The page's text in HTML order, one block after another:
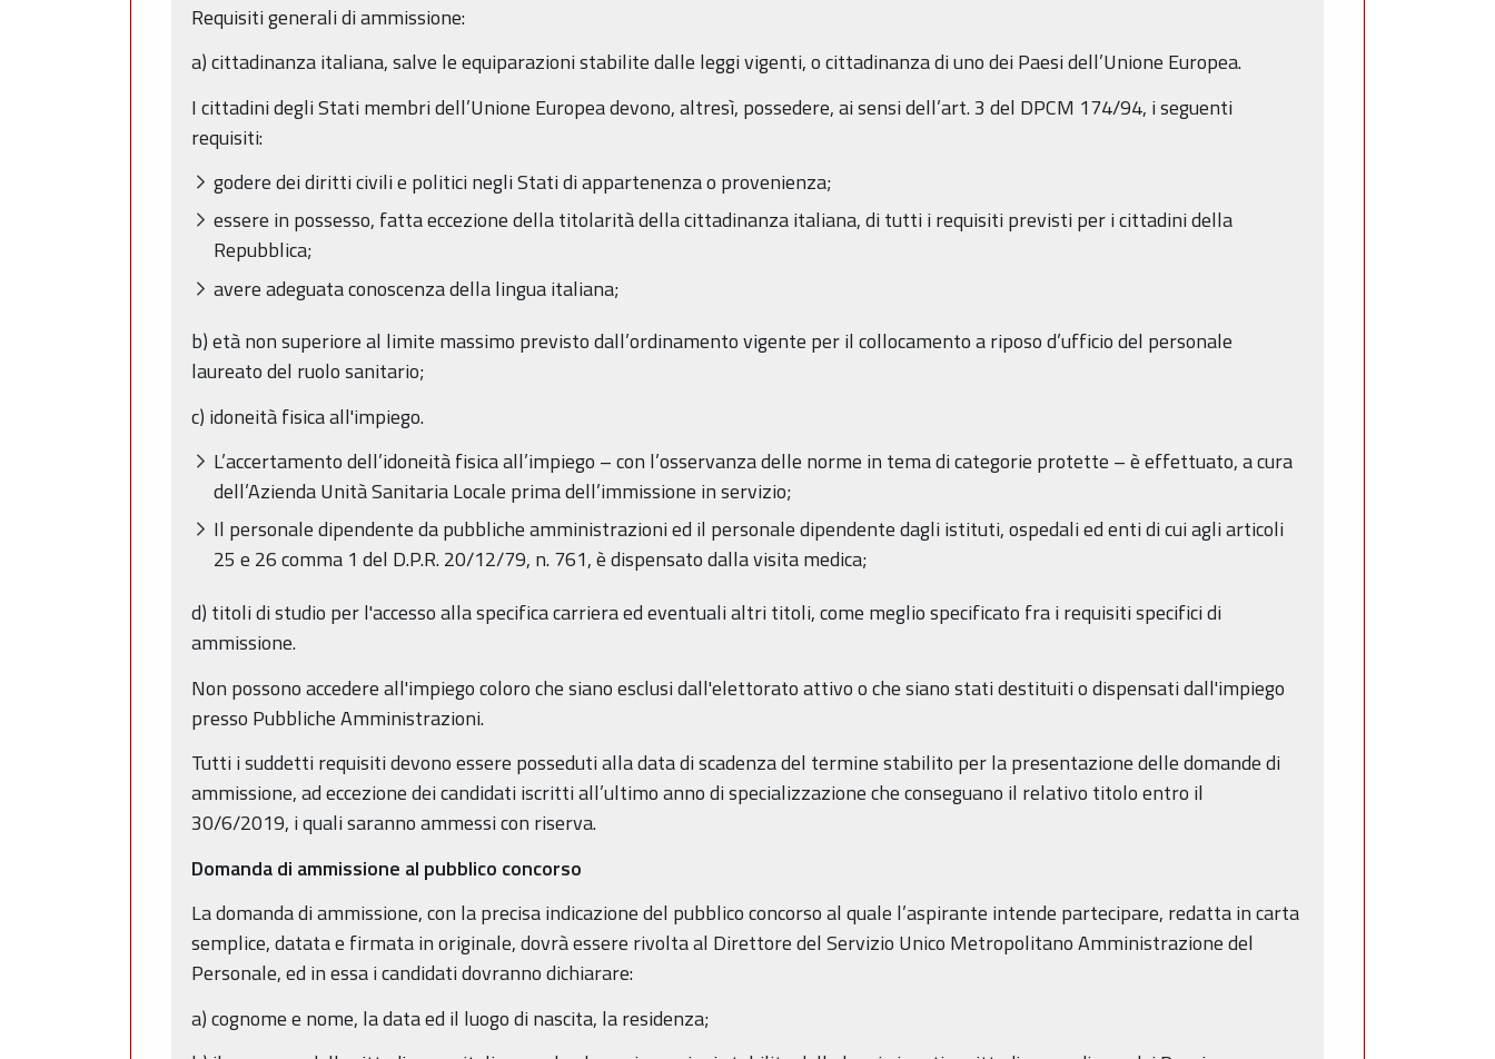
Requisiti generali di ammissione:
a) cittadinanza italiana, salve le equiparazioni stabilite dalle leggi vigenti, o cittadinanza di uno dei Paesi dell’Unione Europea.
I cittadini degli Stati membri dell’Unione Europea devono, altresì, possedere, ai sensi dell’art. 3 del DPCM 174/94, i seguenti
requisiti:
godere dei diritti civili e politici negli Stati di appartenenza o provenienza;
essere in possesso, fatta eccezione della titolarità della cittadinanza italiana, di tutti i requisiti previsti per i cittadini della
Repubblica;
avere adeguata conoscenza della lingua italiana;
b) età non superiore al limite massimo previsto dall’ordinamento vigente per il collocamento a riposo d’ufficio del personale
laureato del ruolo sanitario;
c) idoneità fisica all'impiego.
L’accertamento dell’idoneità fisica all’impiego – con l’osservanza delle norme in tema di categorie protette – è effettuato, a cura
dell’Azienda Unità Sanitaria Locale prima dell’immissione in servizio;
Il personale dipendente da pubbliche amministrazioni ed il personale dipendente dagli istituti, ospedali ed enti di cui agli articoli
25 e 26 comma 1 del D.P.R. 20/12/79, n. 761, è dispensato dalla visita medica;
d) titoli di studio per l'accesso alla specifica carriera ed eventuali altri titoli, come meglio specificato fra i requisiti specifici di
ammissione.
Non possono accedere all'impiego coloro che siano esclusi dall'elettorato attivo o che siano stati destituiti o dispensati dall'impiego
presso Pubbliche Amministrazioni.
Tutti i suddetti requisiti devono essere posseduti alla data di scadenza del termine stabilito per la presentazione delle domande di
ammissione, ad eccezione dei candidati iscritti all’ultimo anno di specializzazione che conseguano il relativo titolo entro il
30/6/2019, i quali saranno ammessi con riserva.
Domanda di ammissione al pubblico concorso
La domanda di ammissione, con la precisa indicazione del pubblico concorso al quale l’aspirante intende partecipare, redatta in carta
semplice, datata e firmata in originale, dovrà essere rivolta al Direttore del Servizio Unico Metropolitano Amministrazione del
Personale, ed in essa i candidati dovranno dichiarare:
a) cognome e nome, la data ed il luogo di nascita, la residenza;